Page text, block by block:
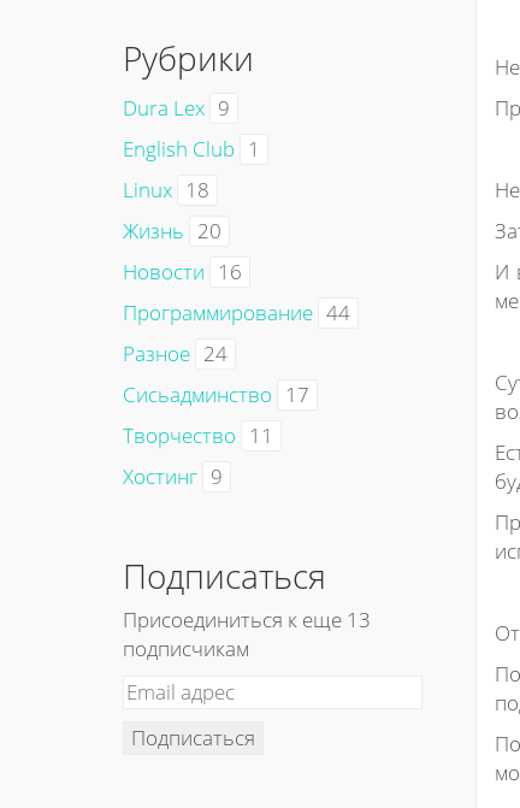
И
Рубрики
Dura Lex 9
English Club 1
Linux 18
Жизнь 20
Новости
16
Программирование 44
Разное 24
Сисьадминство
17
Творчество
11
Хостинг 9
Подписаться
Присоединиться к еще 13
подписчикам
Подписаться